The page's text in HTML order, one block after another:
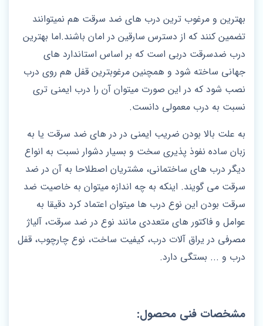
بهترین و مرغوب ترین درب های ضد سرقت هم نمیتوانند
تضمین کنند که از دسترس سارقین در امان باشند.اما بهترین
درب ضدسرقت دربی است که بر اساس استاندارد های
جهانی ساخته شود و همچنین مرغوبترین قفل هم روی درب
نصب شود که در این صورت میتوان آن را درب ایمنی تری
نسبت به درب معمولی دانست.
به علت بالا بودن ضریب ایمنی در در های ضد سرقت یا به
زبان ساده نفوذ پذیری سخت و بسیار دشوار نسبت به انواع
دیگر درب های ساختمانی، مشتریان اصطلاحا به آن در ضد
سرقت می گویند. اینکه به چه اندازه میتوان به خاصیت ضد
سرقت بودن این نوع درب ها میتوان اعتماد کرد دقیقا به
عوامل و فاکتور های متعددی مانند نوع در ضد سرقت، آلیاژ
مصرفی در یراق آلات درب، کیفیت ساخت، نوع چارچوب، قفل
درب و ... بستگی دارد.
مشخصات فنی محصول: